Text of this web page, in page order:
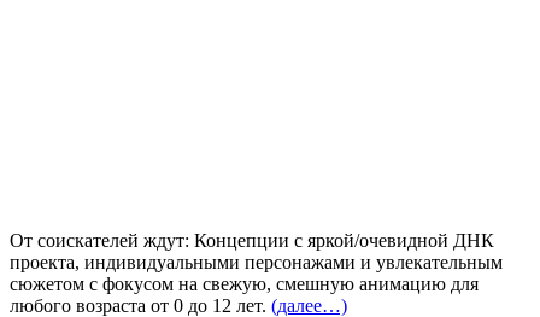
От соискателей ждут: Концепции с яркой/очевидной ДНК
проекта, индивидуальными персонажами и увлекательным
сюжетом с фокусом на свежую, смешную анимацию для
любого возраста от 0 до 12 лет. (далее…)